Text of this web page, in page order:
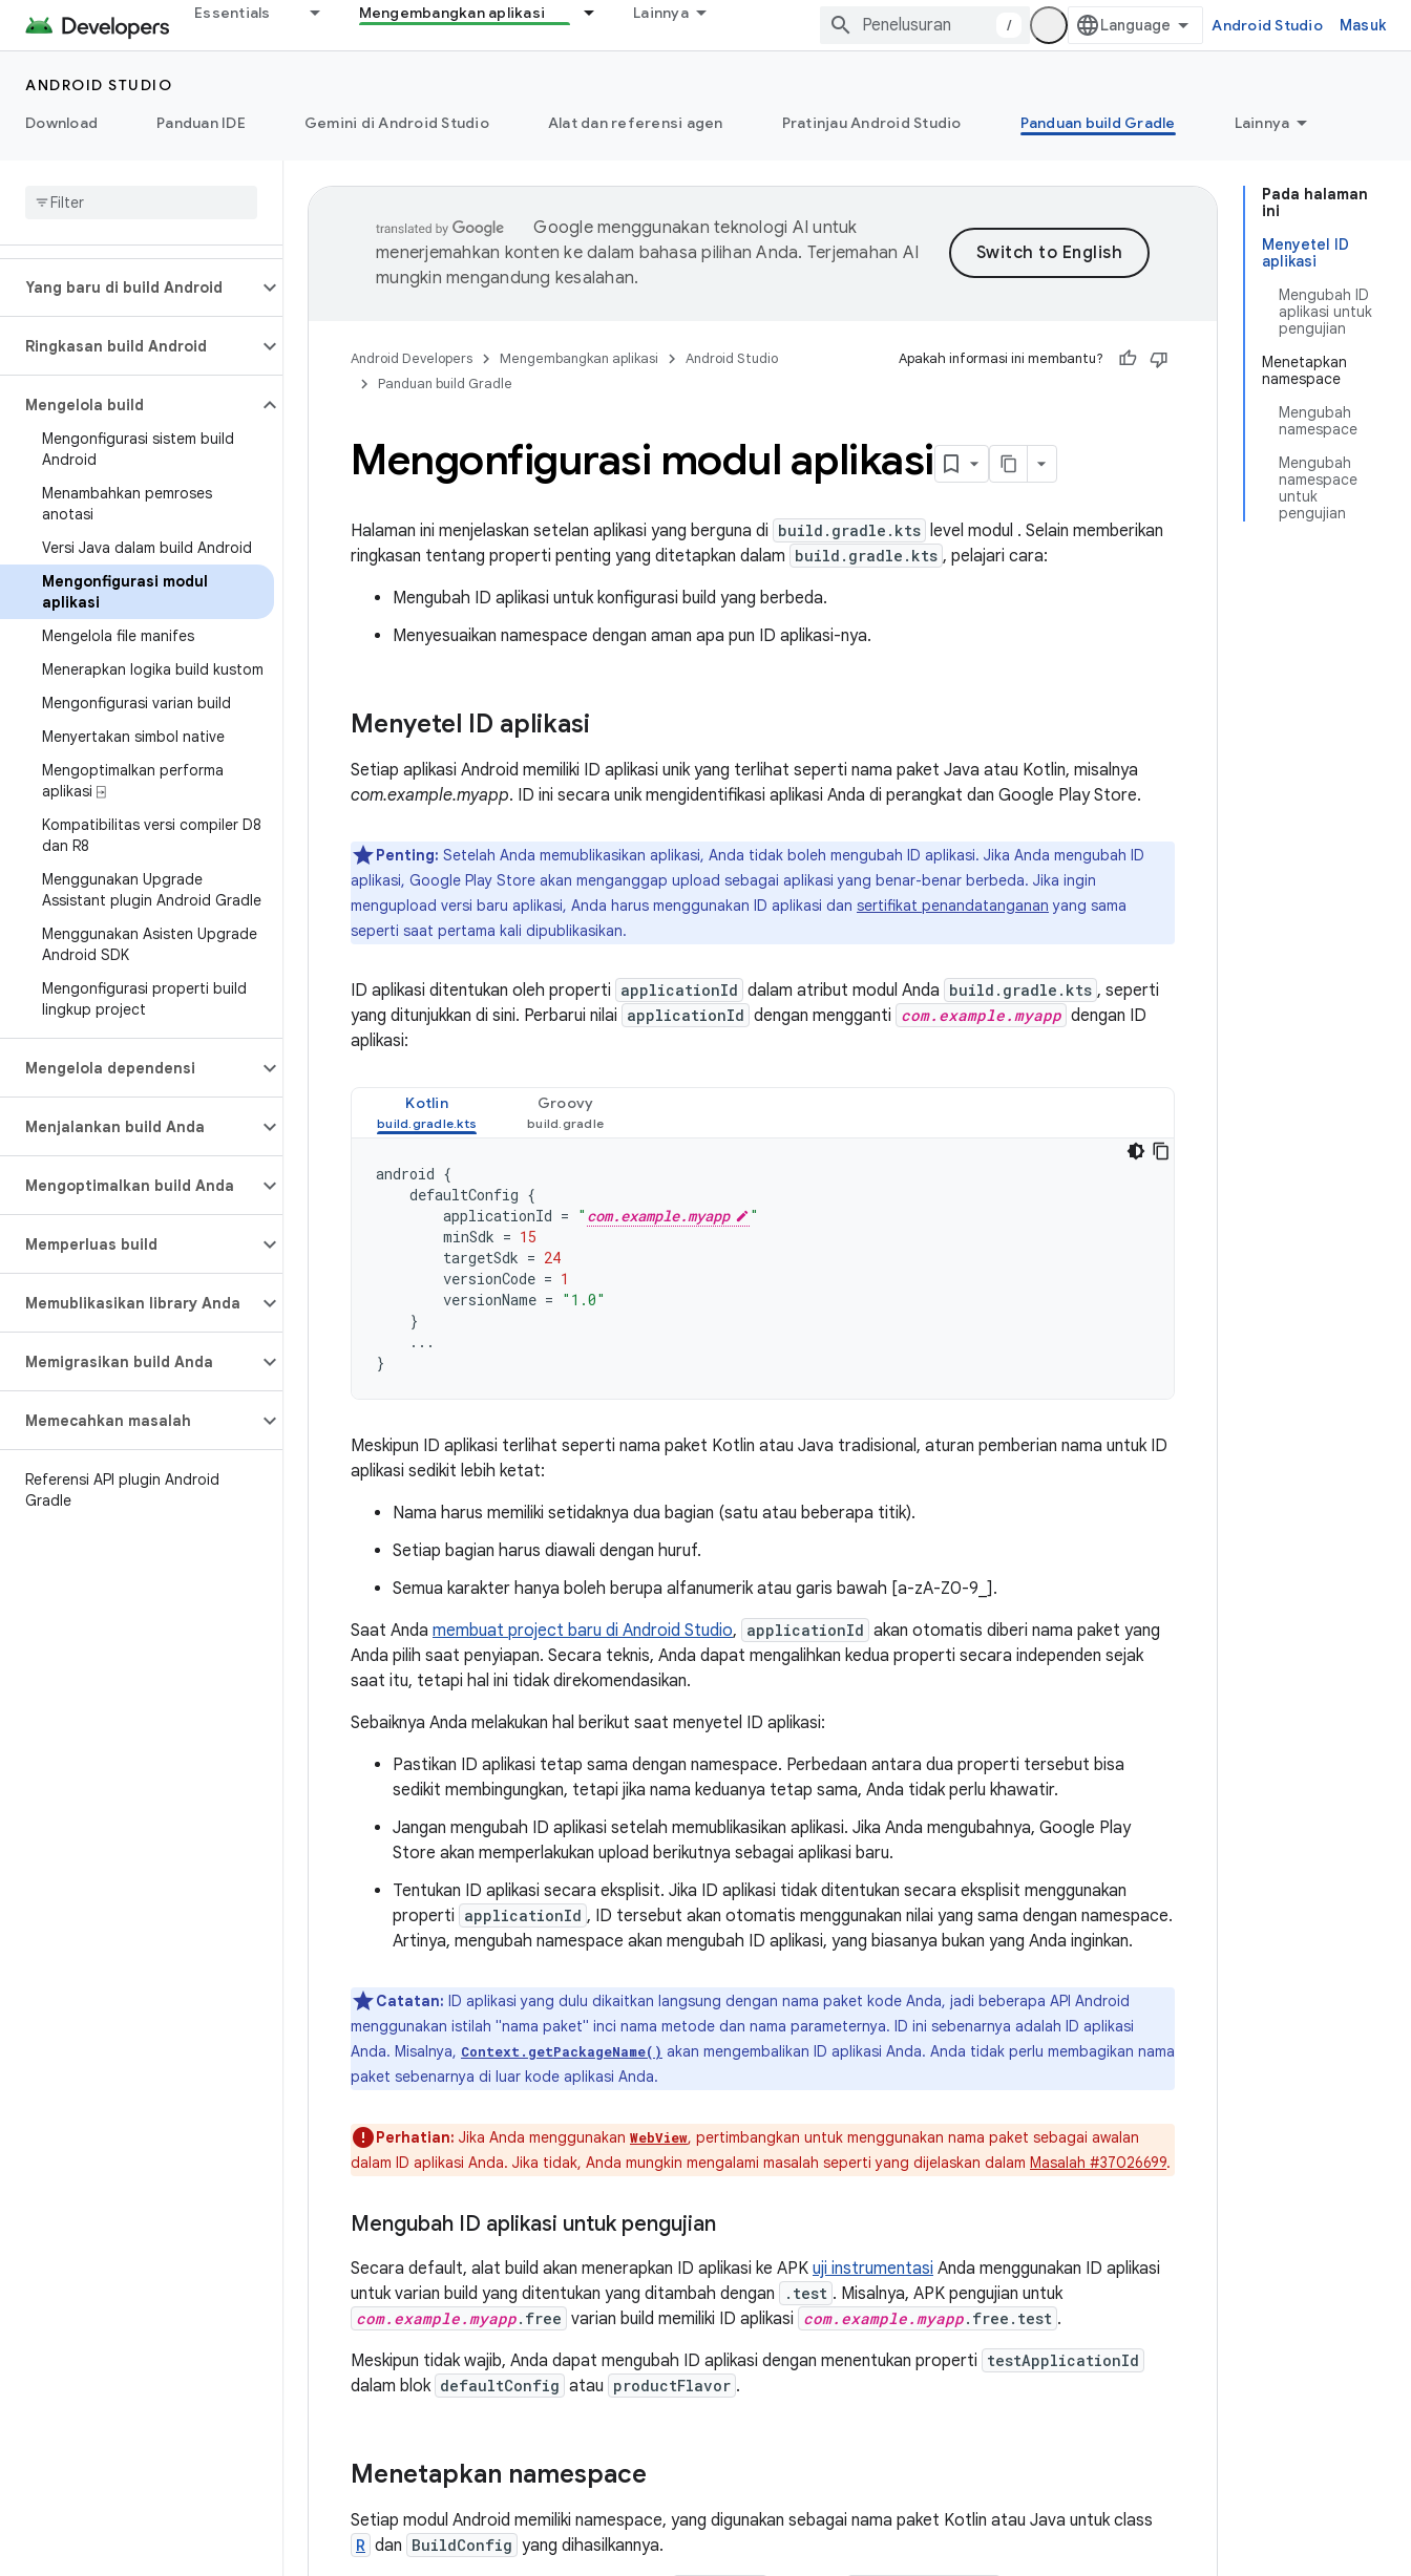
Essentials Mengembangkan aplikasi Lainnya
/ Android Studio Masuk
ANDROID STUDIO
Download
Panduan IDE Gemini di Android Studio Alat dan referensi agen Pratinjau Android Studio Panduan build Gradle Lainnya
Yang baru di build Android
Ringkasan build Android
Mengelola build
Mengonfigurasi sistem build
Android
Menambahkan pemroses
anotasi
Versi Java dalam build Android
Mengonfigurasi modul
aplikasi
Mengelola file manifes
Menerapkan logika build kustom
Mengonfigurasi varian build
Menyertakan simbol native
Mengoptimalkan performa
aplikasi ⍈
Kompatibilitas versi compiler D8
dan R8
Menggunakan Upgrade
Assistant plugin Android Gradle
Menggunakan Asisten Upgrade
Android SDK
Mengonfigurasi properti build
lingkup project
Mengelola dependensi
Menjalankan build Anda
Mengoptimalkan build Anda
Memperluas build
Memublikasikan library Anda
Memigrasikan build Anda
Memecahkan masalah
Referensi API plugin Android
Gradle
Pada halaman
ini
Menyetel ID
aplikasi
Mengubah ID
aplikasi untuk
pengujian
Menetapkan
namespace
Mengubah
namespace
Mengubah
namespace
untuk
pengujian
Google menggunakan teknologi AI untuk
menerjemahkan konten ke dalam bahasa pilihan Anda. Terjemahan AI
mungkin mengandung kesalahan.
Android Developers Mengembangkan aplikasi
Android Studio
Panduan build Gradle
Apakah informasi ini membantu?
Mengonfigurasi modul aplikasi
Halaman ini menjelaskan setelan aplikasi yang berguna di build.gradle.kts level modul . Selain memberikan
ringkasan tentang properti penting yang ditetapkan dalam build.gradle.kts , pelajari cara:
Mengubah ID aplikasi untuk konfigurasi build yang berbeda.
Menyesuaikan namespace dengan aman apa pun ID aplikasi-nya.
Menyetel ID aplikasi
Setiap aplikasi Android memiliki ID aplikasi unik yang terlihat seperti nama paket Java atau Kotlin, misalnya
com.example.myapp. ID ini secara unik mengidentifikasi aplikasi Anda di perangkat dan Google Play Store.
Penting: Setelah Anda memublikasikan aplikasi, Anda tidak boleh mengubah ID aplikasi. Jika Anda mengubah ID
aplikasi, Google Play Store akan menganggap upload sebagai aplikasi yang benar-benar berbeda. Jika ingin
mengupload versi baru aplikasi, Anda harus menggunakan ID aplikasi dan sertifikat penandatanganan yang sama
seperti saat pertama kali dipublikasikan.
ID aplikasi ditentukan oleh properti applicationId dalam atribut modul Anda build.gradle.kts , seperti
yang ditunjukkan di sini. Perbarui nilai applicationId dengan mengganti com.example.myapp dengan ID
aplikasi:
Kotlin Groovy
android {
defaultConfig {
applicationId = " com.example.myapp
"
minSdk = 15
targetSdk = 24
versionCode = 1
versionName = "1.0"
}
...
}
Meskipun ID aplikasi terlihat seperti nama paket Kotlin atau Java tradisional, aturan pemberian nama untuk ID
aplikasi sedikit lebih ketat:
Nama harus memiliki setidaknya dua bagian (satu atau beberapa titik).
Setiap bagian harus diawali dengan huruf.
Semua karakter hanya boleh berupa alfanumerik atau garis bawah [a-zA-Z0-9_].
Saat Anda membuat project baru di Android Studio, applicationId akan otomatis diberi nama paket yang
Anda pilih saat penyiapan. Secara teknis, Anda dapat mengalihkan kedua properti secara independen sejak
saat itu, tetapi hal ini tidak direkomendasikan.
Sebaiknya Anda melakukan hal berikut saat menyetel ID aplikasi:
Pastikan ID aplikasi tetap sama dengan namespace. Perbedaan antara dua properti tersebut bisa
sedikit membingungkan, tetapi jika nama keduanya tetap sama, Anda tidak perlu khawatir.
Jangan mengubah ID aplikasi setelah memublikasikan aplikasi. Jika Anda mengubahnya, Google Play
Store akan memperlakukan upload berikutnya sebagai aplikasi baru.
Tentukan ID aplikasi secara eksplisit. Jika ID aplikasi tidak ditentukan secara eksplisit menggunakan
properti applicationId , ID tersebut akan otomatis menggunakan nilai yang sama dengan namespace.
Artinya, mengubah namespace akan mengubah ID aplikasi, yang biasanya bukan yang Anda inginkan.
Catatan: ID aplikasi yang dulu dikaitkan langsung dengan nama paket kode Anda, jadi beberapa API Android
menggunakan istilah "nama paket" inci nama metode dan nama parameternya. ID ini sebenarnya adalah ID aplikasi
Anda. Misalnya, Context.getPackageName() akan mengembalikan ID aplikasi Anda. Anda tidak perlu membagikan nama
paket sebenarnya di luar kode aplikasi Anda.
Perhatian: Jika Anda menggunakan WebView, pertimbangkan untuk menggunakan nama paket sebagai awalan
dalam ID aplikasi Anda. Jika tidak, Anda mungkin mengalami masalah seperti yang dijelaskan dalam Masalah #37026699.
Mengubah ID aplikasi untuk pengujian
Secara default, alat build akan menerapkan ID aplikasi ke APK uji instrumentasi Anda menggunakan ID aplikasi
untuk varian build yang ditentukan yang ditambah dengan
.test . Misalnya, APK pengujian untuk
com.example.myapp.free varian build memiliki ID aplikasi com.example.myapp.free.test .
Meskipun tidak wajib, Anda dapat mengubah ID aplikasi dengan menentukan properti testApplicationId
dalam blok defaultConfig atau productFlavor .
Menetapkan namespace
Setiap modul Android memiliki namespace, yang digunakan sebagai nama paket Kotlin atau Java untuk class
R dan BuildConfig yang dihasilkannya.